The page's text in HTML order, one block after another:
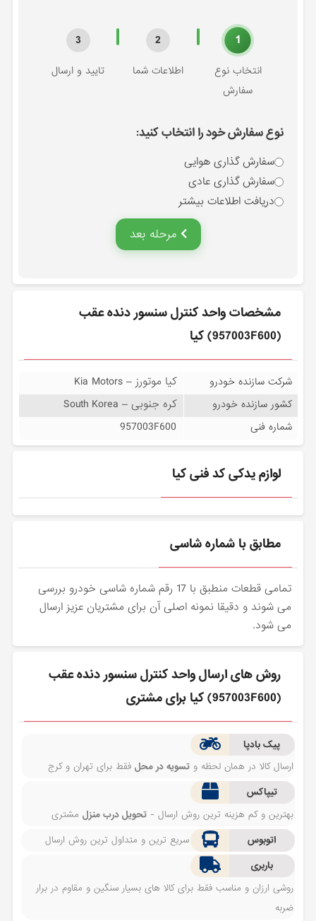
1
انتخاب نوع
سفارش
2
اطلاعات شما
3
تایید و ارسال
نوع سفارش خود را انتخاب کنید:
سفارش گذاری هوایی
سفارش گذاری عادی
دریافت اطلاعات بیشتر
مرحله بعد
مشخصات واحد كنترل سنسور دنده عقب
(957003F600) کیا
شرکت سازنده خودرو کیا موتورز – Kia Motors
کشور سازنده خودرو کره جنوبی – South Korea
شماره فنی 957003F600
لوازم یدکی کد فنی کیا
مطابق با شماره شاسی
تمامی قطعات منطبق با 17 رقم شماره شاسی خودرو بررسی
می شوند و دقیقا نمونه اصلی آن برای مشتریان عزیز ارسال
می شود.
روش های ارسال واحد كنترل سنسور دنده عقب
(957003F600) کیا برای مشتری
پیک بادپا
ارسال کالا در همان لحظه وتسویه در محل فقط برای تهران و کرج
تیپاکس
بهترین و کم هزینه ترین روش ارسال -تحویل درب منزل مشتری
اتوبوس
سریع ترین و متداول ترین روش ارسال
باربری
روشی ارزان و مناسب فقط برای کالا های بسیار سنگین و مقاوم در برار
ضربه